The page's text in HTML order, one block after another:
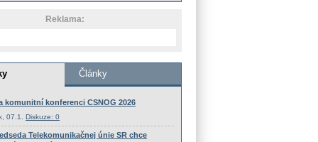
Reklama: